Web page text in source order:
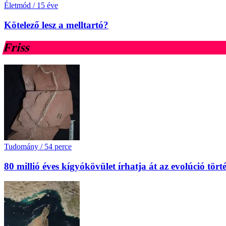
Életmód / 15 éve
Kötelező lesz a melltartó?
Friss
Tudomány / 54 perce
80 millió éves kígyókövület írhatja át az evolúció